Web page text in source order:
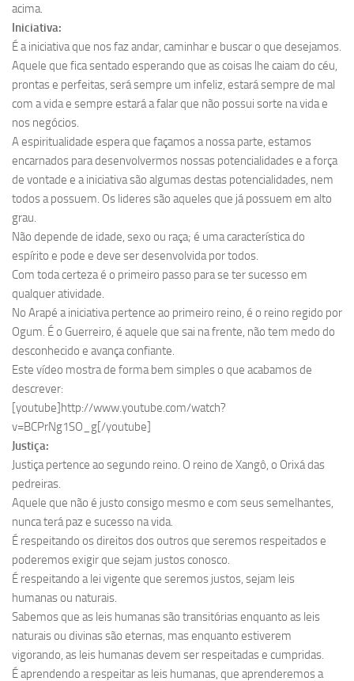
acima.
Iniciativa:
É a iniciativa que nos faz andar, caminhar e buscar o que desejamos.
Aquele que fica sentado esperando que as coisas lhe caiam do céu,
prontas e perfeitas, será sempre um infeliz, estará sempre de mal
com a vida e sempre estará a falar que não possui sorte na vida e
nos negócios.
A espiritualidade espera que façamos a nossa parte, estamos
encarnados para desenvolvermos nossas potencialidades e a força
de vontade e a iniciativa são algumas destas potencialidades, nem
todos a possuem. Os lideres são aqueles que já possuem em alto
grau.
Não depende de idade, sexo ou raça; é uma característica do
espírito e pode e deve ser desenvolvida por todos.
Com toda certeza é o primeiro passo para se ter sucesso em
qualquer atividade.
No Arapé a iniciativa pertence ao primeiro reino, é o reino regido por
Ogum. É o Guerreiro, é aquele que sai na frente, não tem medo do
desconhecido e avança confiante.
Este vídeo mostra de forma bem simples o que acabamos de
descrever:
[youtube]http://www.youtube.com/watch?
v=BCPrNg1SO_g[/youtube]
Justiça:
Justiça pertence ao segundo reino. O reino de Xangô, o Orixá das
pedreiras.
Aquele que não é justo consigo mesmo e com seus semelhantes,
nunca terá paz e sucesso na vida.
É respeitando os direitos dos outros que seremos respeitados e
poderemos exigir que sejam justos conosco.
É respeitando a lei vigente que seremos justos, sejam leis
humanas ou naturais.
Sabemos que as leis humanas são transitórias enquanto as leis
naturais ou divinas são eternas, mas enquanto estiverem
vigorando, as leis humanas devem ser respeitadas e cumpridas.
É aprendendo a respeitar as leis humanas, que aprenderemos a